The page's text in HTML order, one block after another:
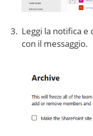
Leggi la notifica e
con il messaggio.